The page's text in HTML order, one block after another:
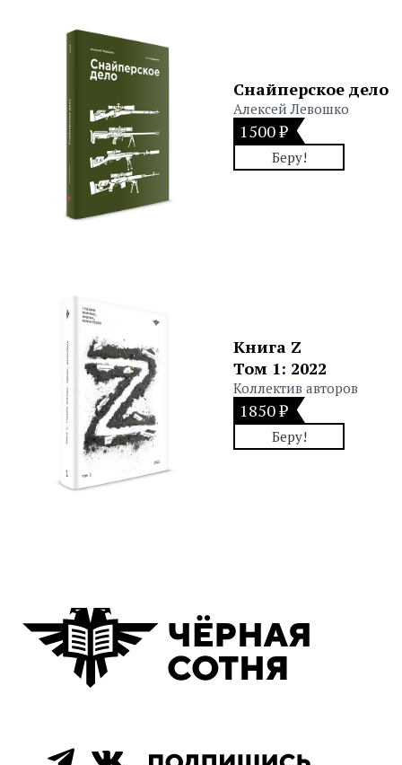
Снайперское дело
Алексей Левошко
1500 ₽
Беру!
Книга Z
Том 1: 2022
Коллектив авторов
1850 ₽
Беру!